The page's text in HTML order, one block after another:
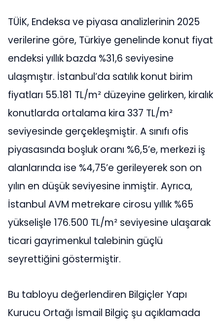
TÜİK, Endeksa ve piyasa analizlerinin 2025
verilerine göre, Türkiye genelinde konut fiyat
endeksi yıllık bazda %31,6 seviyesine
ulaşmıştır. İstanbul’da satılık konut birim
fiyatları 55.181 TL/m² düzeyine gelirken, kiralık
konutlarda ortalama kira 337 TL/m²
seviyesinde gerçekleşmiştir. A sınıfı ofis
piyasasında boşluk oranı %6,5’e, merkezi iş
alanlarında ise %4,75’e gerileyerek son on
yılın en düşük seviyesine inmiştir. Ayrıca,
İstanbul AVM metrekare cirosu yıllık %65
yükselişle 176.500 TL/m² seviyesine ulaşarak
ticari gayrimenkul talebinin güçlü
seyrettiğini göstermiştir.
Bu tabloyu değerlendiren Bilgiçler Yapı
Kurucu Ortağı İsmail Bilgiç şu açıklamada